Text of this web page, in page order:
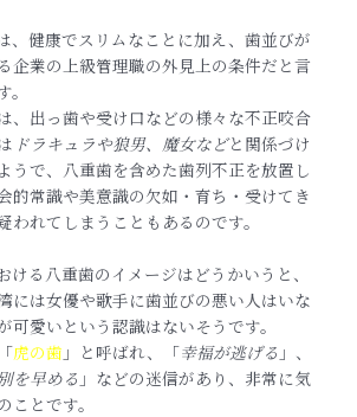
、健康でスリムなことに加え、歯並びが
企業の上級管理職の外見上の条件だと言
、出っ歯や受け口などの様々な不正咬合
ドラキュラや狼男、魔女などと関係づけ
うで、八重歯を含めた歯列不正を放置し
的常識や美意識の欠如・育ち・受けてき
われてしまうこともあるのです。
ける八重歯のイメージはどうかいうと、
には女優や歌手に歯並びの悪い人はいな
可愛いという認識はないそうです。
虎の歯 」と呼ばれ、「幸福が逃げる 」、
を早める 」などの迷信があり、非常に気
ことです。